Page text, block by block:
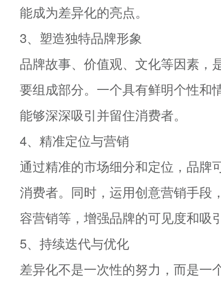
能成为差异化的亮点。
3、塑造独特品牌形象
品牌故事、价值观、文化等因素，
要组成部分。一个具有鲜明个性和
能够深深吸引并留住消费者。
4、精准定位与营销
通过精准的市场细分和定位，品牌
消费者。同时，运用创意营销手段
容营销等，增强品牌的可见度和吸
5、持续迭代与优化
差异化不是一次性的努力，而是一